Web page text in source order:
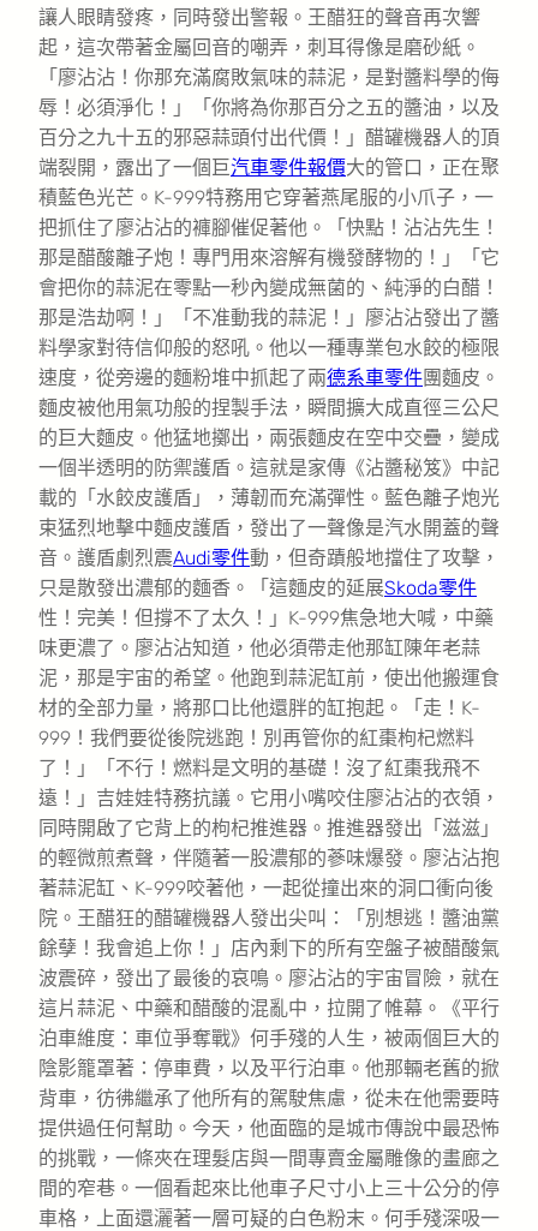
讓人眼睛發疼，同時發出警報。王醋狂的聲音再次響
起，這次帶著金屬回音的嘲弄，刺耳得像是磨砂紙。
「廖沾沾！你那充滿腐敗氣味的蒜泥，是對醬料學的侮
辱！必須淨化！」「你將為你那百分之五的醬油，以及
百分之九十五的邪惡蒜頭付出代價！」醋罐機器人的頂
端裂開，露出了一個巨汽車零件報價大的管口，正在聚
積藍色光芒。K-999特務用它穿著燕尾服的小爪子，一
把抓住了廖沾沾的褲腳催促著他。「快點！沾沾先生！
那是醋酸離子炮！專門用來溶解有機發酵物的！」「它
會把你的蒜泥在零點一秒內變成無菌的、純淨的白醋！
那是浩劫啊！」「不准動我的蒜泥！」廖沾沾發出了醬
料學家對待信仰般的怒吼。他以一種專業包水餃的極限
速度，從旁邊的麵粉堆中抓起了兩德系車零件團麵皮。
麵皮被他用氣功般的捏製手法，瞬間擴大成直徑三公尺
的巨大麵皮。他猛地擲出，兩張麵皮在空中交疊，變成
一個半透明的防禦護盾。這就是家傳《沾醬秘笈》中記
載的「水餃皮護盾」，薄韌而充滿彈性。藍色離子炮光
束猛烈地擊中麵皮護盾，發出了一聲像是汽水開蓋的聲
音。護盾劇烈震Audi零件動，但奇蹟般地擋住了攻擊，
只是散發出濃郁的麵香。「這麵皮的延展Skoda零件
性！完美！但撐不了太久！」K-999焦急地大喊，中藥
味更濃了。廖沾沾知道，他必須帶走他那缸陳年老蒜
泥，那是宇宙的希望。他跑到蒜泥缸前，使出他搬運食
材的全部力量，將那口比他還胖的缸抱起。「走！K-
999！我們要從後院逃跑！別再管你的紅棗枸杞燃料
了！」「不行！燃料是文明的基礎！沒了紅棗我飛不
遠！」吉娃娃特務抗議。它用小嘴咬住廖沾沾的衣領，
同時開啟了它背上的枸杞推進器。推進器發出「滋滋」
的輕微煎煮聲，伴隨著一股濃郁的蔘味爆發。廖沾沾抱
著蒜泥缸、K-999咬著他，一起從撞出來的洞口衝向後
院。王醋狂的醋罐機器人發出尖叫：「別想逃！醬油黨
餘孽！我會追上你！」店內剩下的所有空盤子被醋酸氣
波震碎，發出了最後的哀鳴。廖沾沾的宇宙冒險，就在
這片蒜泥、中藥和醋酸的混亂中，拉開了帷幕。《平行
泊車維度：車位爭奪戰》何手殘的人生，被兩個巨大的
陰影籠罩著：停車費，以及平行泊車。他那輛老舊的掀
背車，彷彿繼承了他所有的駕駛焦慮，從未在他需要時
提供過任何幫助。今天，他面臨的是城市傳說中最恐怖
的挑戰，一條夾在理髮店與一間專賣金屬雕像的畫廊之
間的窄巷。一個看起來比他車子尺寸小上三十公分的停
車格，上面還灑著一層可疑的白色粉末。何手殘深吸一